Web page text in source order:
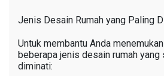
Jenis Desain Rumah yang Paling
Untuk membantu Anda
beberapa jenis desain rumah yang
diminati: